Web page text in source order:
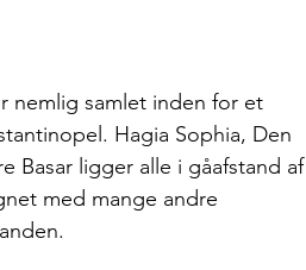
nemlig samlet inden for et
Hagia Sophia, Den
Basar ligger alle i gåafstand af
med mange andre